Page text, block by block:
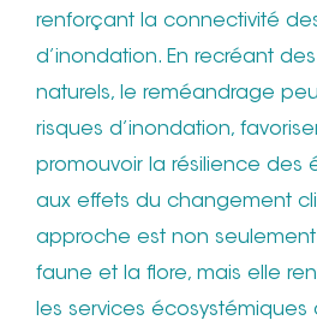
renforçant la connectivité
d’inondation. En recréant
naturels, le reméandrage
risques d’inondation,
promouvoir la résilience des
aux effets du changement
approche est non
faune et la flore, mais elle
les services écosystémiques